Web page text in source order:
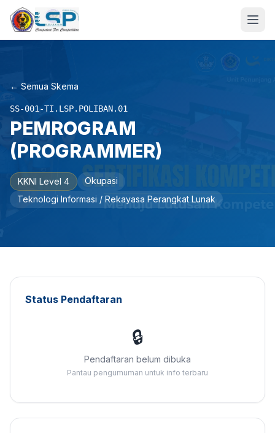
← Semua Skema
SS-001-TI.LSP.POLIBAN.01
PEMROGRAM
(PROGRAMMER)
KKNI Level 4
Okupasi
Teknologi Informasi / Rekayasa Perangkat Lunak
Status Pendaftaran
🔒
Pendaftaran belum dibuka
Pantau pengumuman untuk info terbaru